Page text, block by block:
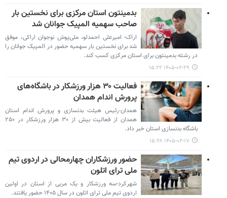
بدمینتون استان مرکزی برای نخستین بار
صاحب سهمیه المپیک جوانان شد
اراک- امیرعلی احمدلو، ملی‌پوش نوجوان اراکی، موفق
شد برای نخستین بار سهمیه حضور در المپیک جوانان را
در رشته بدمینتون برای استان مرکزی کسب کند.
۱۴۰۵-۰۲-۲۹ ۱۵:۲۲
فعالیت ۳۰ هزار ورزشکار در باشگاه‌های
پرورش اندام همدان
همدان-رئیس هیئت بدنسازی و پرورش اندام استان
همدان از فعالیت بیش از ۳۰ هزار ورزشکار در ۲۵۰
باشگاه بدنسازی استان خبر داد.
۱۴۰۵-۰۲-۱۷ ۱۵:۲۸
حضور ورزشکاران چهارمحالی در اردوی تیم
ملی ترای اتلون
شهرکرد-سه ورزشکار و یک مربی از استان در اولین
اردوی تیم ملی ترای اتلون در سال ۱۴۰۵ حضور یافتند.